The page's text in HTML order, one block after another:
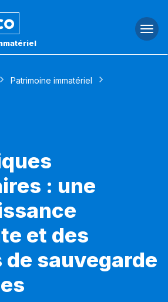
Patrimoine immatériel
: une
et des
de sauvegarde